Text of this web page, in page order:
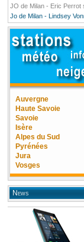
JO de Milan - Eric Perrot
Jo de Milan - Lindsey
Auvergne
Haute Savoie
Savoie
Isère
Alpes du Sud
Pyrénées
Jura
Vosges
News